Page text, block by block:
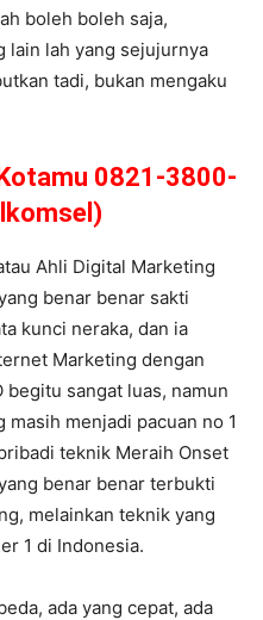
boleh boleh saja,
lain lah yang sejujurnya
tadi, bukan mengaku
0821-3800-
Ahli Digital Marketing
benar benar sakti
kunci neraka, dan ia
Marketing dengan
begitu sangat luas, namun
menjadi pacuan no 1
teknik Meraih Onset
benar benar terbukti
melainkan teknik yang
1 di Indonesia.
ada yang cepat, ada